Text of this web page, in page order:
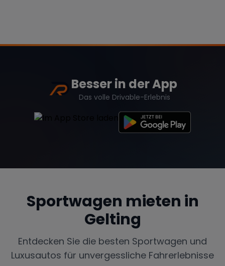
Besser in der App
Das volle Drivable-Erlebnis
Sportwagen mieten in
Gelting
Entdecken Sie die besten Sportwagen und
Luxusautos für unvergessliche Fahrerlebnisse